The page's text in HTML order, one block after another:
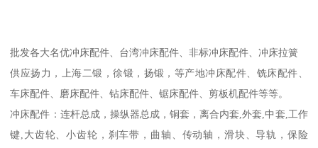
批发各大名优冲床配件、台湾冲床配件、非标冲床配件、冲床拉簧
供应扬力，上海二锻，徐锻，扬锻，等产地冲床配件、铣床配件、
车床配件、磨床配件、钻床配件、锯床配件、剪板机配件等等。
冲床配件：连杆总成，操纵器总成，铜套，离合内套,外套,中套,工作
键,大齿轮、小齿轮，刹车带，曲轴、传动轴，滑块、导轨，保险